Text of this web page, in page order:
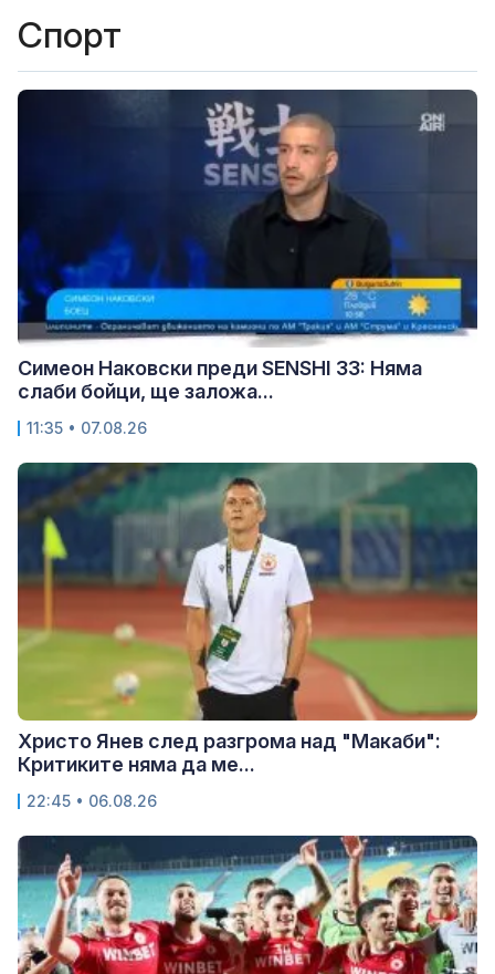
Спорт
Симеон Наковски преди SENSHI 33: Няма
слаби бойци, ще заложа...
11:35 • 07.08.26
Христо Янев след разгрома над "Макаби":
Критиките няма да ме...
22:45 • 06.08.26